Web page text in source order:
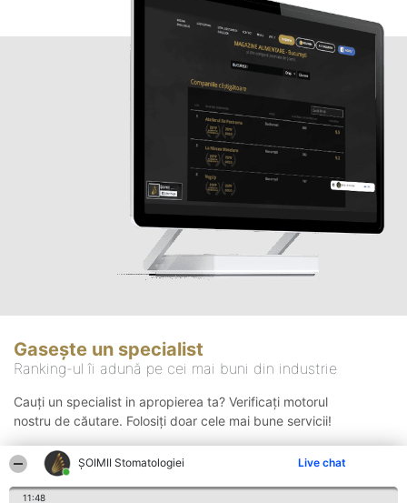
ȘOIMII Stomatologiei Live chat
11:48
Gasește un specialist
Ranking-ul îi adună pe cei mai buni din industrie
Cauți un specialist in apropierea ta? Verificați motorul
nostru de căutare. Folosiți doar cele mai bune servicii!